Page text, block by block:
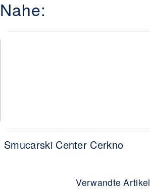
Nahe:
Smucarski Center Cerkno
Verwandte Artikel